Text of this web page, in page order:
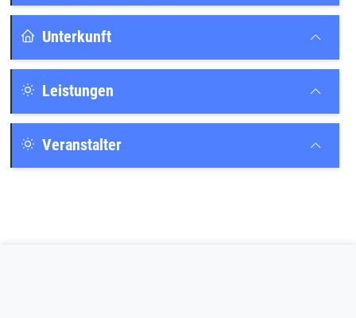
Unterkunft
Leistungen
Veranstalter